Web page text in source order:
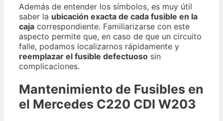
Además de entender los símbolos, es muy útil
saber la ubicación exacta de cada fusible en la
caja correspondiente. Familiarizarse con este
aspecto permite que, en caso de que un circuito
falle, podamos localizarnos rápidamente y
reemplazar el fusible defectuoso sin
complicaciones.
Mantenimiento de Fusibles en
el Mercedes C220 CDI W203